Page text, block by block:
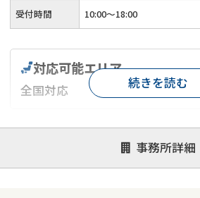
受付時間 10:00〜18:00
事務所詳細
対応可能エリア
全国対応
対応が親身 オンライン面談可能
1億円以上の買取可
続きを読む